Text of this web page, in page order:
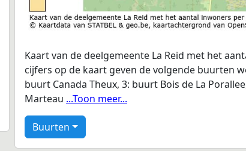
Kaart van de deelgemeente La Reid met het
cijfers op de kaart geven de volgende buurten
buurt Canada Theux, 3: buurt Bois de La
Marteau ...Toon meer...
Buurten